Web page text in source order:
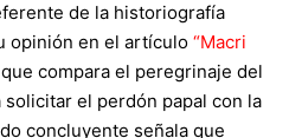
de la historiografía
opinión en el artículo “Macri
compara el peregrinaje del
el perdón papal con la
concluyente señala que